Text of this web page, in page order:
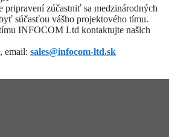
pripravení zúčastniť sa medzinárodných
súčasťou vášho projektového tímu.
INFOCOM Ltd kontaktujte našich
, email: sales@infocom-ltd.sk